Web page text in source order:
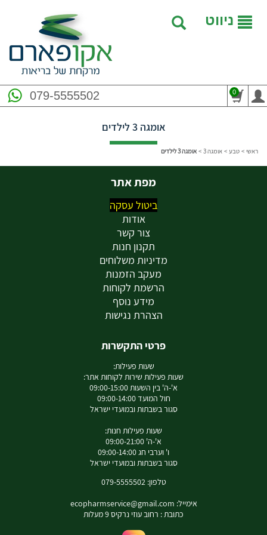
ניווט
079-5555502 0
אומגה 3 לילדים
ראשי > טבע > אומגה 3 > אומגה 3 לילדים
מפת אתר
ביטול עסקה
אודות
צור קשר
תקנון חנות
מדיניות משלוחים
מעקב הזמנות
הרשמת לקוחות
מידע נוסף
הצהרת נגישות
פרטי התקשרות
שעות פעילות:
שעות פעילות שירות לקוחות אתר:
א'-ה' בין השעות 09:00-15:00
חול המועד 09:00-14:00
סגור בשבתות ובמועדי ישראל
שעות פעילות חנות:
א'-ה' 09:00-21:00
ו' וערבי חג 09:00-14:00
סגור בשבתות ובמועדי ישראל
טלפון: 079-5555502
אימייל: ecopharmservice@gmail.com
כתובת : רחוב עוזי נרקיס 9 מעלות